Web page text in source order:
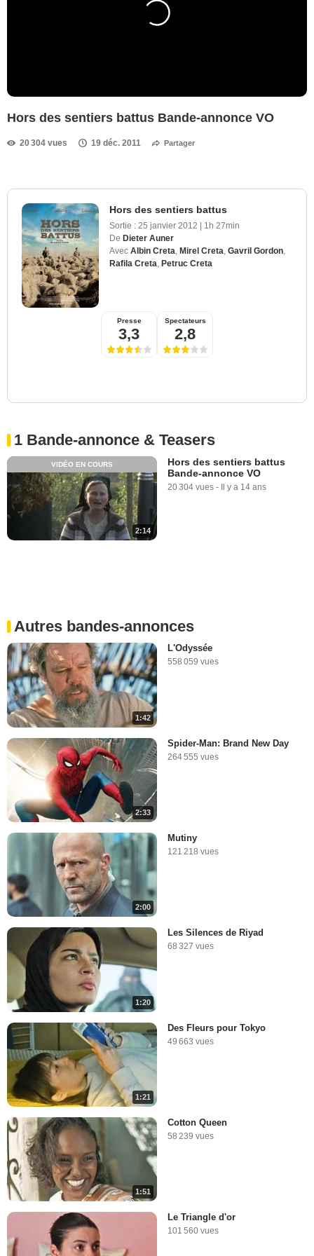
Hors des sentiers battus Bande-annonce VO
20 304 vues 19 déc. 2011 Partager
Hors des sentiers battus
Sortie : 25 janvier 2012 | 1h 27min
De Dieter Auner
Avec Albin Creta Mirel Creta Gavril Gordon
Rafila Creta Petruc Creta
Presse
3,3
Spectateurs
2,8
1 Bande-annonce & Teasers
2:14
VIDÉO EN COURS
Hors des sentiers battus
Bande-annonce VO
20 304 vues - Il y a 14 ans
Autres bandes-annonces
1:42
L'Odyssée
558 059 vues
2:33
Spider-Man: Brand New Day
264 555 vues
2:00
Mutiny
121 218 vues
1:20
Les Silences de Riyad
68 327 vues
1:21
Des Fleurs pour Tokyo
49 663 vues
1:51
Cotton Queen
58 239 vues
Le Triangle d'or
101 560 vues